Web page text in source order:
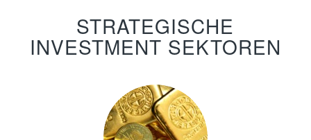
STRATEGISCHE
INVESTMENT SEKTOREN